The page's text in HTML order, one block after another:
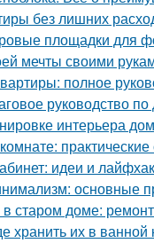
без лишних
площадки для
мечты своими
полное
руководство по
интерьера
идеи и
основные
старом доме:
хранить их в ванной